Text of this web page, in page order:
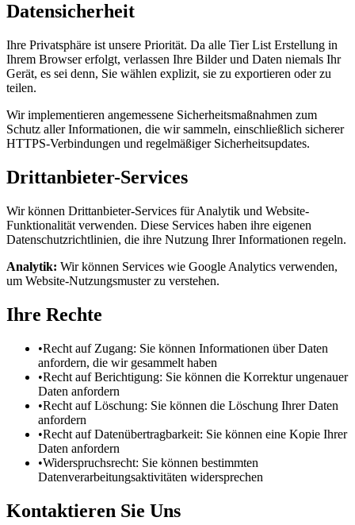
Datensicherheit
Ihre Privatsphäre ist unsere Priorität. Da alle Tier List Erstellung in
Ihrem Browser erfolgt, verlassen Ihre Bilder und Daten niemals Ihr
Gerät, es sei denn, Sie wählen explizit, sie zu exportieren oder zu
teilen.
Wir implementieren angemessene Sicherheitsmaßnahmen zum
Schutz aller Informationen, die wir sammeln, einschließlich sicherer
HTTPS-Verbindungen und regelmäßiger Sicherheitsupdates.
Drittanbieter-Services
Wir können Drittanbieter-Services für Analytik und Website-
Funktionalität verwenden. Diese Services haben ihre eigenen
Datenschutzrichtlinien, die ihre Nutzung Ihrer Informationen regeln.
Analytik: Wir können Services wie Google Analytics verwenden,
um Website-Nutzungsmuster zu verstehen.
Ihre Rechte
•Recht auf Zugang: Sie können Informationen über Daten
anfordern, die wir gesammelt haben
•Recht auf Berichtigung: Sie können die Korrektur ungenauer
Daten anfordern
•Recht auf Löschung: Sie können die Löschung Ihrer Daten
anfordern
•Recht auf Datenübertragbarkeit: Sie können eine Kopie Ihrer
Daten anfordern
•Widerspruchsrecht: Sie können bestimmten
Datenverarbeitungsaktivitäten widersprechen
Kontaktieren Sie Uns